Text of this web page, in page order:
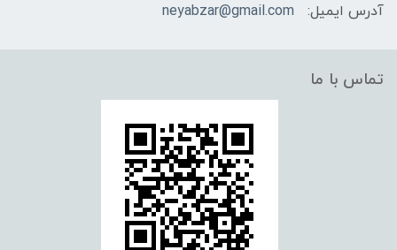
آدرس ایمیل:
neyabzar@gmail.com
تماس با ما